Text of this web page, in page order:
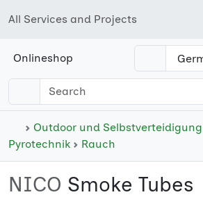
All Services and Projects
Onlineshop
Outdoor und Selbstverteidigung
Pyrotechnik
Rauch
NICO Smoke Tubes